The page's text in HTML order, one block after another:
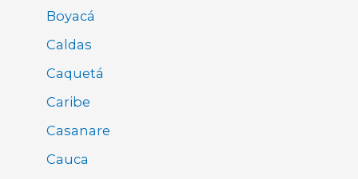
Boyacá
Caldas
Caquetá
Caribe
Casanare
Cauca